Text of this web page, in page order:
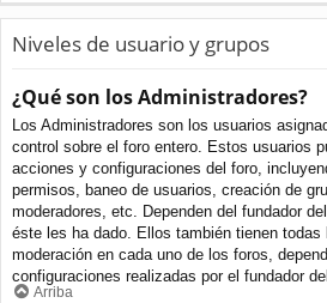
Niveles de usuario y grupos
¿Qué son los Administradores?
Los Administradores son los usuarios
control sobre el foro entero. Estos usuarios
acciones y configuraciones del foro,
permisos, baneo de usuarios, creación de
moderadores, etc. Dependen del fundador
éste les ha dado. Ellos también tienen todas
moderación en cada uno de los foros,
configuraciones realizadas por el fundador
Arriba